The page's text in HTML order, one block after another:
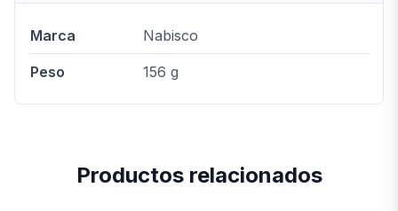
Marca Nabisco
Peso 156 g
Productos relacionados